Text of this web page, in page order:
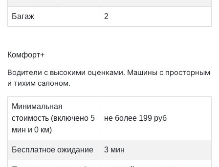
Багаж 2
Комфорт+
Водители с высокими оценками. Машины с просторным
и тихим салоном.
Минимальная
стоимость (включено 5
мин и 0 км)
не более 199 руб
Бесплатное ожидание 3 мин